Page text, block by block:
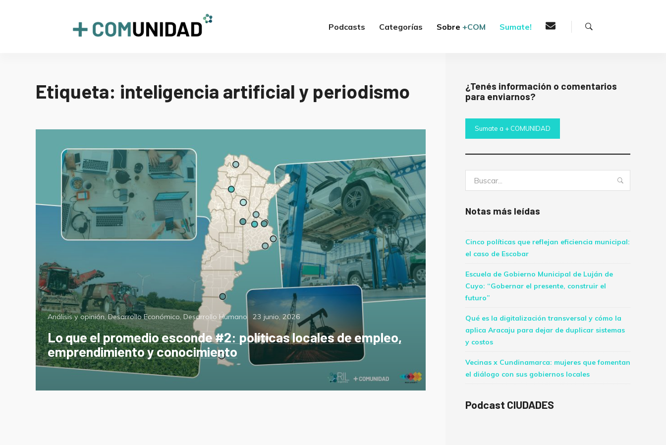
+COMUNIDAD Podcasts Categorías Sobre+COM Sumate!
Etiqueta: inteligencia artificial y periodismo
Categorías
Análisis y opinión,Desarrollo Económico,Desarrollo Humano
Posted
23 junio, 2026
Lo que el promedio esconde #2: políticas locales de empleo,
emprendimiento y conocimiento
¿Tenés información o comentarios
para enviarnos?
Sumate a + COMUNIDAD
Notas más leídas
Cinco políticas que reflejan eficiencia municipal:
el caso de Escobar
Escuela de Gobierno Municipal de Luján de
Cuyo: “Gobernar el presente, construir el
futuro”
Qué es la digitalización transversal y cómo la
aplica Aracaju para dejar de duplicar sistemas
y costos
Vecinas x Cundinamarca: mujeres que fomentan
el diálogo con sus gobiernos locales
Podcast CIUDADES